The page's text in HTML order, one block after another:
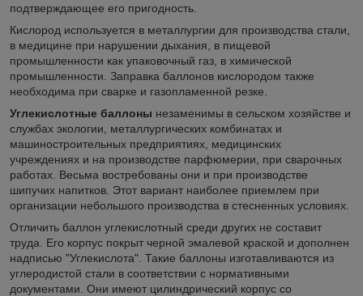
подтверждающее его пригодность.
Кислород используется в металлургии для производства стали,
в медицине при нарушении дыхания, в пищевой
промышленности как упаковочный газ, в химической
промышленности. Заправка баллонов кислородом также
необходима при сварке и газопламенной резке.
Углекислотные баллоны незаменимы в сельском хозяйстве и
службах экологии, металлургических комбинатах и
машиностроительных предприятиях, медицинских
учреждениях и на производстве парфюмерии, при сварочных
работах. Весьма востребованы они и при производстве
шипучих напитков. Этот вариант наиболее приемлем при
организации небольшого производства в стесненных условиях.
Отличить баллон углекислотный среди других не составит
труда. Его корпус покрыт черной эмалевой краской и дополнен
надписью "Углекислота". Такие баллоны изготавливаются из
углеродистой стали в соответствии с нормативными
документами. Они имеют цилиндрический корпус со